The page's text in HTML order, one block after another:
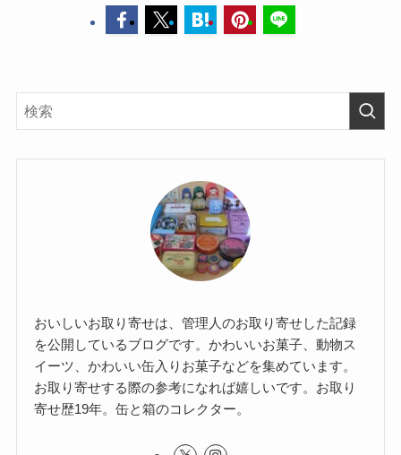
おいしいお取り寄せは、管理人のお取り寄せした記録
を公開しているブログです。かわいいお菓子、動物ス
イーツ、かわいい缶入りお菓子などを集めています。
お取り寄せする際の参考になれば嬉しいです。お取り
寄せ歴19年。缶と箱のコレクター。